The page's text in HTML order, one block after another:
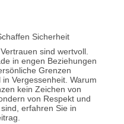
Sicherheit
sind wertvoll.
in engen Beziehungen
Grenzen
in Vergessenheit. Warum
kein Zeichen von
von Respekt und
erfahren Sie in